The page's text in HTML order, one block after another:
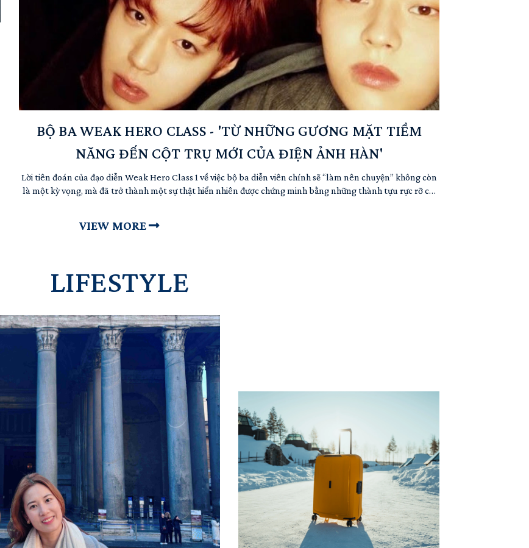
BỘ BA WEAK HERO CLASS - 'TỪ NHỮNG GƯƠNG MẶT TIỀM
NĂNG ĐẾN CỘT TRỤ MỚI CỦA ĐIỆN ẢNH HÀN'
Lời tiên đoán của đạo diễn Weak Hero Class 1 về việc bộ ba diễn viên chính sẽ “làm nên chuyện” không còn
là một kỳ vọng, mà đã trở thành một sự thật hiển nhiên được chứng minh bằng những thành tựu rực rỡ chỉ
VIEW MORE
LIFESTYLE